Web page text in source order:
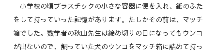
小学校の頃プラスチックの小さな容器に便を入れ、紙のふた
をして持っていった記憶があります。たしかその前は、マッチ
箱でした。数学者の秋山先生は締め切りの日になってもウンコ
が出ないので、飼っていた犬のウンコをマッチ箱に詰めて持っ